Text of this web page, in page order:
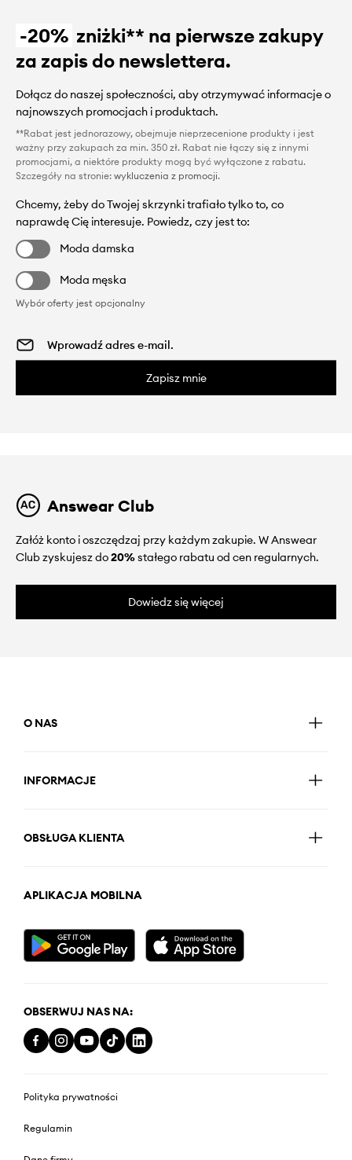
-20% zniżki** na pierwsze zakupy
za zapis do newslettera.
Dołącz do naszej społeczności, aby otrzymywać informacje o
najnowszych promocjach i produktach.
**Rabat jest jednorazowy, obejmuje nieprzecenione produkty i jest
ważny przy zakupach za min. 350 zł. Rabat nie łączy się z innymi
promocjami, a niektóre produkty mogą być wyłączone z rabatu.
Szczegóły na stronie: wykluczenia z promocji.
Chcemy, żeby do Twojej skrzynki trafiało tylko to, co
naprawdę Cię interesuje. Powiedz, czy jest to:
Moda damska
Moda męska
Wybór oferty jest opcjonalny
Zapisz mnie
Answear Club
Załóż konto i oszczędzaj przy każdym zakupie. W Answear
Club zyskujesz do20%stałego rabatu od cen regularnych.
Dowiedz się więcej
O NAS
INFORMACJE
OBSŁUGA KLIENTA
APLIKACJA MOBILNA
OBSERWUJ NAS NA:
Polityka prywatności
Regulamin